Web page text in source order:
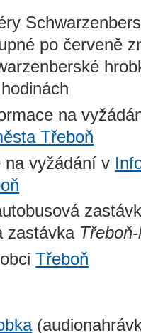
po červeně
na
Třeboň
na vyžádání v
zastávka
Třeboň